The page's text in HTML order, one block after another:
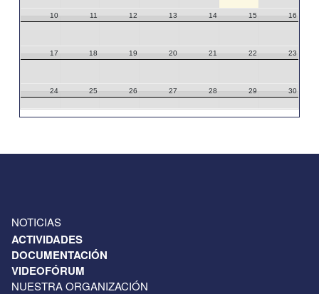
10 11 12 13 14 15 16
17 18 19 20 21 22 23
24 25 26 27 28 29 30
NOTICIAS
ACTIVIDADES
DOCUMENTACIÓN
VIDEOFÓRUM
NUESTRA ORGANIZACIÓN